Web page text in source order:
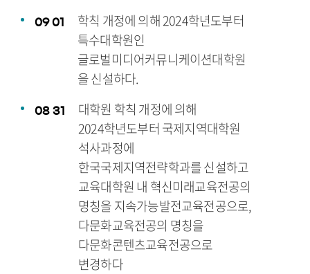
0901
학칙 개정에 의해 2024학년도부터
특수대학원인
글로벌미디어커뮤니케이션대학원
을 신설하다.
08 31
대학원 학칙 개정에 의해
2024학년도부터 국제지역대학원
석사과정에
한국국제지역전략학과를 신설하고
교육대학원 내 혁신미래교육전공의
명칭을 지속가능발전교육전공으로,
다문화교육전공의 명칭을
다문화콘텐츠교육전공으로
변경하다